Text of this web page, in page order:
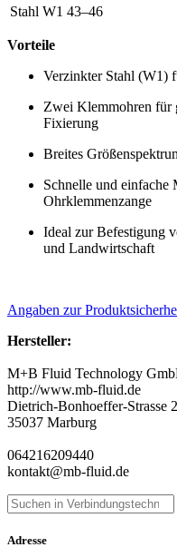
Stahl W1 43–46
Vorteile
Verzinkter Stahl (W1)
Zwei Klemmohren für
Fixierung
Breites
Schnelle und einfache
Ohrklemmenzange
Ideal zur Befestigung
und Landwirtschaft
Angaben zur
Hersteller:
M+B Fluid Technology
http://www.mb-fluid.de
Dietrich-Bonhoeffer-Strasse
35037 Marburg
064216209440
kontakt@mb-fluid.de
Adresse